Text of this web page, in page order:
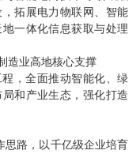
拓展电力物联网、智能
一体化信息获取与处理
造业高地核心支撑
，全面推动智能化、绿
和产业生态，强化打造
思路，以千亿级企业培育